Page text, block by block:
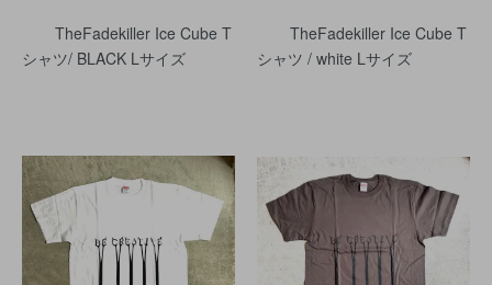
TheFadekiller Ice Cube T
シャツ/ BLACK Lサイズ
TheFadekiller Ice Cube T
シャツ / white Lサイズ